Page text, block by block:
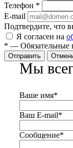
Телефон *
E-mail
Подтвердите, что
Я согласен на
* — Обязательные
Отправить
Мы
Ваше имя*
Ваш E-mail*
Сообщение*